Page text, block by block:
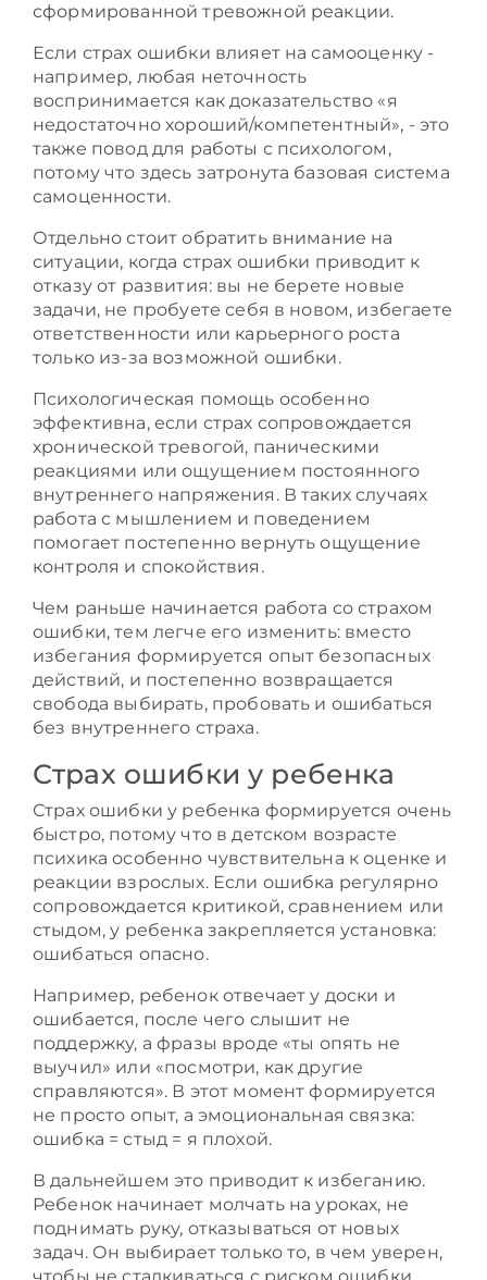
сформированной тревожной реакции.
Если страх ошибки влияет на самооценку -
например, любая неточность
воспринимается как доказательство «я
недостаточно хороший/компетентный», - это
также повод для работы с психологом,
потому что здесь затронута базовая система
самоценности.
Отдельно стоит обратить внимание на
ситуации, когда страх ошибки приводит к
отказу от развития: вы не берете новые
задачи, не пробуете себя в новом, избегаете
ответственности или карьерного роста
только из-за возможной ошибки.
Психологическая помощь особенно
эффективна, если страх сопровождается
хронической тревогой, паническими
реакциями или ощущением постоянного
внутреннего напряжения. В таких случаях
работа с мышлением и поведением
помогает постепенно вернуть ощущение
контроля и спокойствия.
Чем раньше начинается работа со страхом
ошибки, тем легче его изменить: вместо
избегания формируется опыт безопасных
действий, и постепенно возвращается
свобода выбирать, пробовать и ошибаться
без внутреннего страха.
Страх ошибки у ребенка
Страх ошибки у ребенка формируется очень
быстро, потому что в детском возрасте
психика особенно чувствительна к оценке и
реакции взрослых. Если ошибка регулярно
сопровождается критикой, сравнением или
стыдом, у ребенка закрепляется установка:
ошибаться опасно.
Например, ребенок отвечает у доски и
ошибается, после чего слышит не
поддержку, а фразы вроде «ты опять не
выучил» или «посмотри, как другие
справляются». В этот момент формируется
не просто опыт, а эмоциональная связка:
ошибка = стыд = я плохой.
В дальнейшем это приводит к избеганию.
Ребенок начинает молчать на уроках, не
поднимать руку, отказываться от новых
задач. Он выбирает только то, в чем уверен,